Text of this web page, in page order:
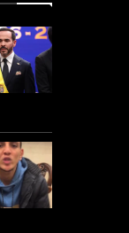
الوافدين من